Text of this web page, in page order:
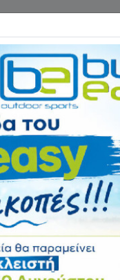
ΕΙΔΗ
ΠΕΖΟΠΟΡΙΑ -
το κρύο μέσα στο
παιδικά και